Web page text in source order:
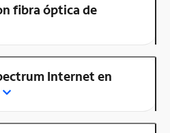
fibra óptica de
Internet en